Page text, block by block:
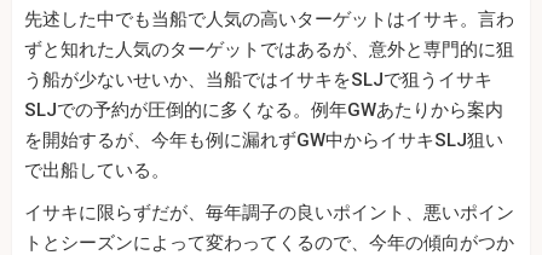
先述した中でも当船で人気の高いターゲットはイサキ。言わ
ずと知れた人気のターゲットではあるが、意外と専門的に狙
う船が少ないせいか、当船ではイサキをSLJで狙うイサキ
SLJでの予約が圧倒的に多くなる。例年GWあたりから案内
を開始するが、今年も例に漏れずGW中からイサキSLJ狙い
で出船している。
イサキに限らずだが、毎年調子の良いポイント、悪いポイン
トとシーズンによって変わってくるので、今年の傾向がつか